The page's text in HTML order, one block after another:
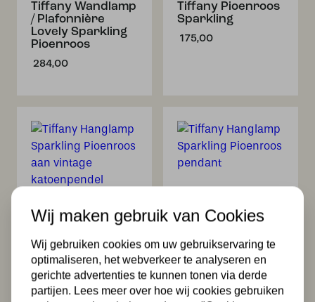
Tiffany Wandlamp
/ Plafonnière
Lovely Sparkling
Pioenroos
284,00
Tiffany Pioenroos
Sparkling
175,00
Tiffany Hanglamp
Sparkling
Pioenroos aan
vintage
katoenpendel
224,00
Tiffany Hanglamp
Pioenroos
pendant
244,00
Wij maken gebruik van Cookies
Wij gebruiken cookies om uw gebruikservaring te
optimaliseren, het webverkeer te analyseren en
gerichte advertenties te kunnen tonen via derde
partijen. Lees meer over hoe wij cookies gebruiken